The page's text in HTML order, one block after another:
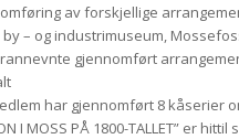
av forskjellige
– og industrimuseum,
gjennomført
har gjennomført 8 kåserier
I MOSS PÅ 1800-TALLET” er